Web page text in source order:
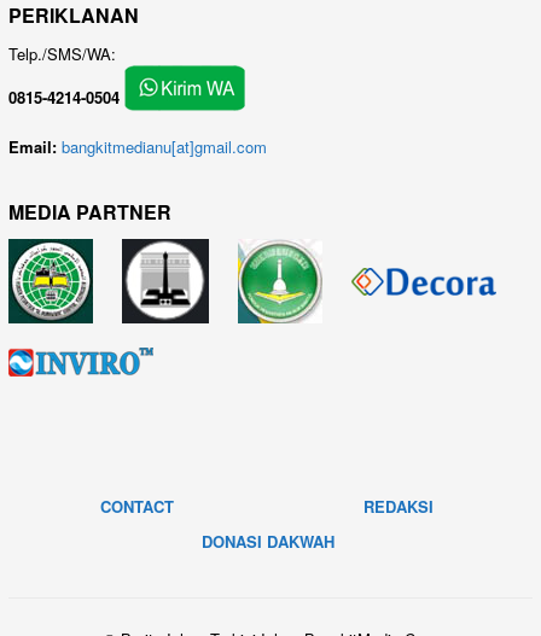
PERIKLANAN
Telp./SMS/WA:
0815-4214-0504
Email: bangkitmedianu[at]gmail.com
MEDIA PARTNER
CONTACT
REDAKSI
DONASI DAKWAH